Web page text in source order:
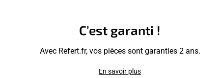
C’est garanti !
Avec Refert.fr, vos pièces sont garanties 2 ans.
En savoir plus